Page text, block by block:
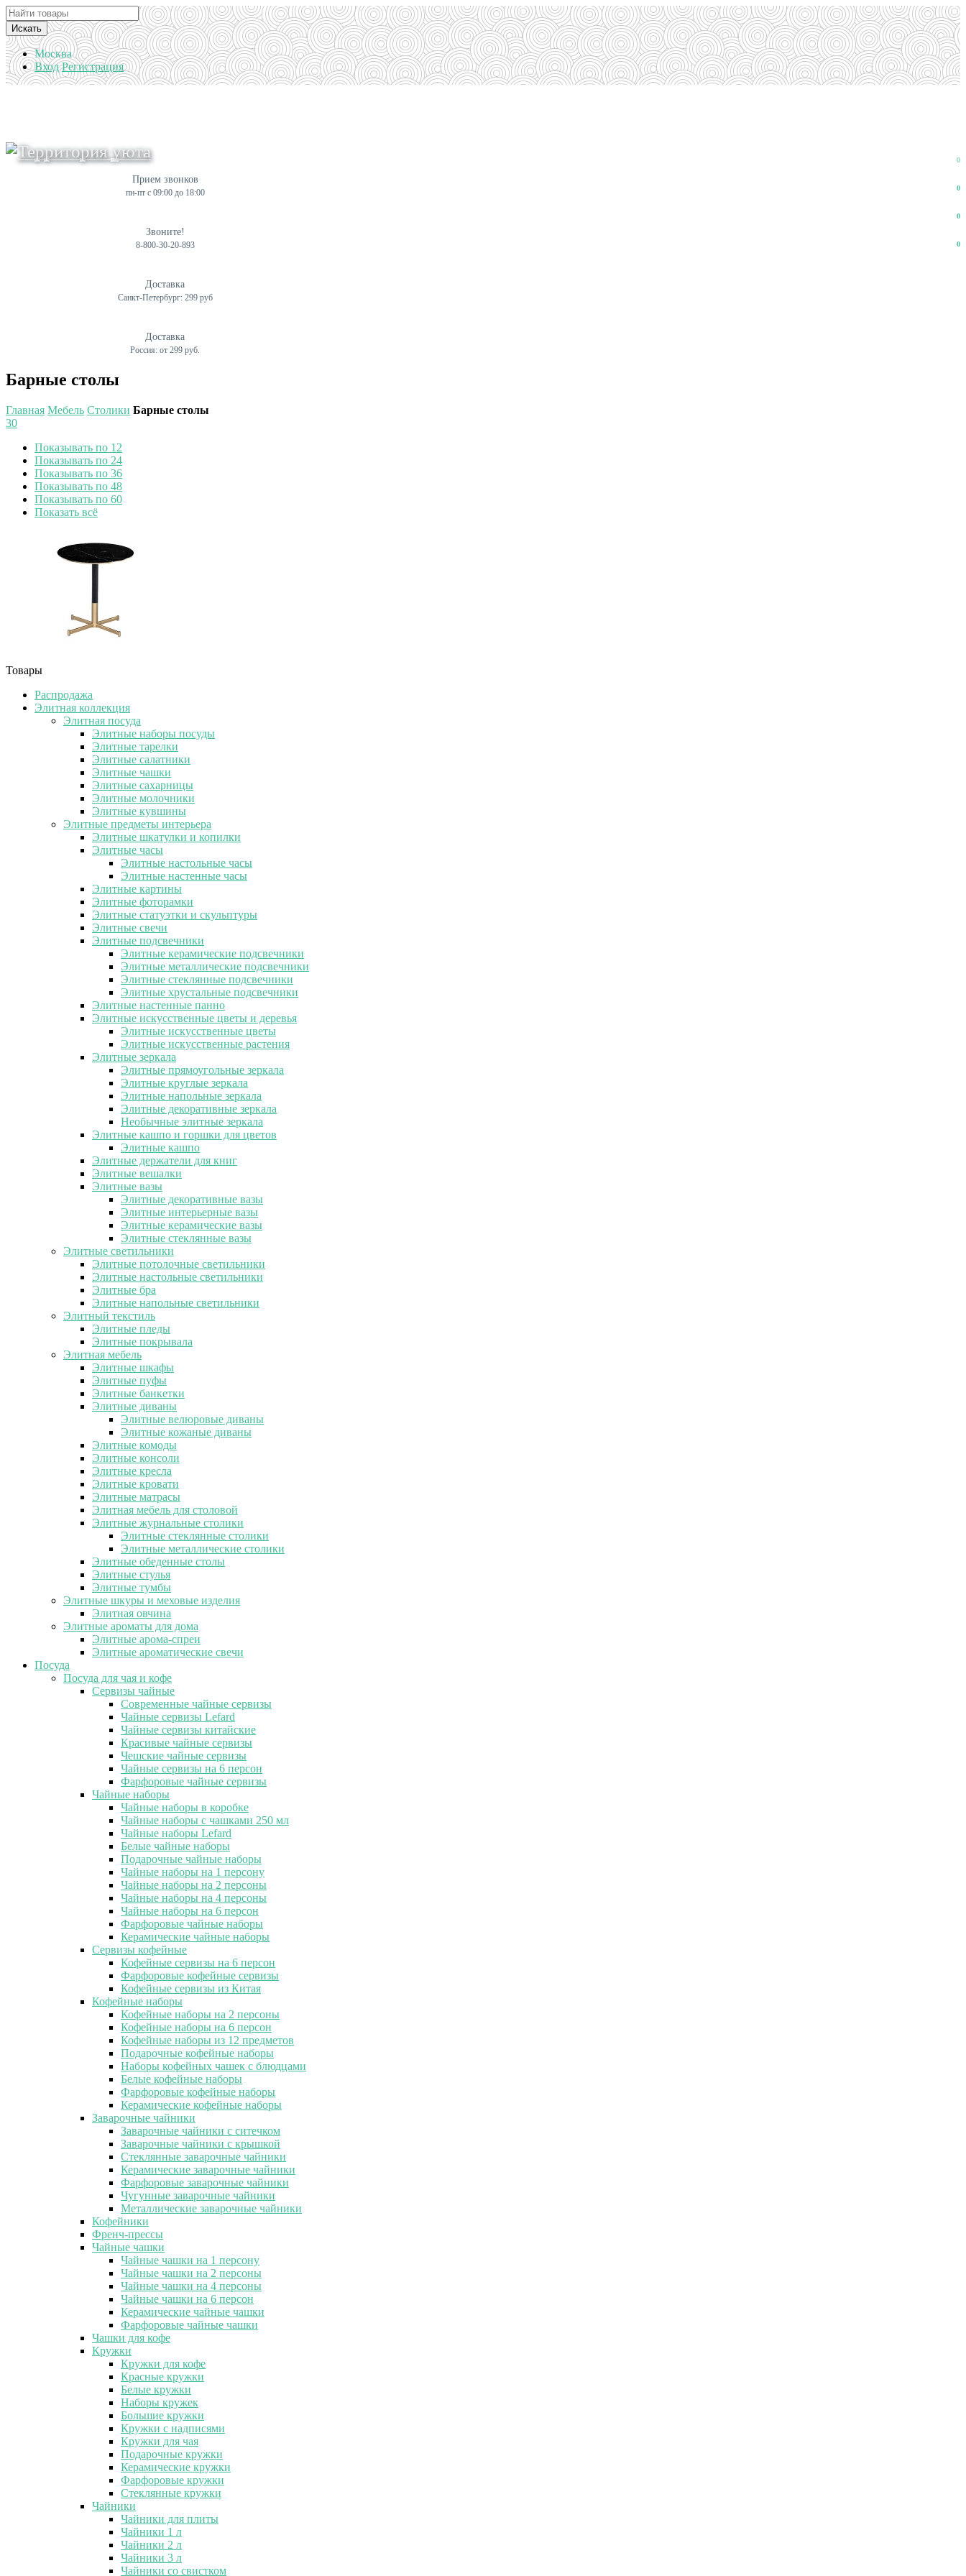
Искать
Москва
Вход Регистрация
0
0
0
0
Прием звонков
пн-пт с 09:00 до 18:00
Звоните!
8-800-30-20-893
Доставка
Санкт-Петербург: 299 руб
Доставка
Россия: от 299 руб.
Барные столы
Главная Мебель Столики Барные столы
30
Показывать по 12
Показывать по 24
Показывать по 36
Показывать по 48
Показывать по 60
Показать всё
Товары
Распродажа
Элитная коллекция
Элитная посуда
Элитные наборы посуды
Элитные тарелки
Элитные салатники
Элитные чашки
Элитные сахарницы
Элитные молочники
Элитные кувшины
Элитные предметы интерьера
Элитные шкатулки и копилки
Элитные часы
Элитные настольные часы
Элитные настенные часы
Элитные картины
Элитные фоторамки
Элитные статуэтки и скульптуры
Элитные свечи
Элитные подсвечники
Элитные керамические подсвечники
Элитные металлические подсвечники
Элитные стеклянные подсвечники
Элитные хрустальные подсвечники
Элитные настенные панно
Элитные искусственные цветы и деревья
Элитные искусственные цветы
Элитные искусственные растения
Элитные зеркала
Элитные прямоугольные зеркала
Элитные круглые зеркала
Элитные напольные зеркала
Элитные декоративные зеркала
Необычные элитные зеркала
Элитные кашпо и горшки для цветов
Элитные кашпо
Элитные держатели для книг
Элитные вешалки
Элитные вазы
Элитные декоративные вазы
Элитные интерьерные вазы
Элитные керамические вазы
Элитные стеклянные вазы
Элитные светильники
Элитные потолочные светильники
Элитные настольные светильники
Элитные бра
Элитные напольные светильники
Элитный текстиль
Элитные пледы
Элитные покрывала
Элитная мебель
Элитные шкафы
Элитные пуфы
Элитные банкетки
Элитные диваны
Элитные велюровые диваны
Элитные кожаные диваны
Элитные комоды
Элитные консоли
Элитные кресла
Элитные кровати
Элитные матрасы
Элитная мебель для столовой
Элитные журнальные столики
Элитные стеклянные столики
Элитные металлические столики
Элитные обеденные столы
Элитные стулья
Элитные тумбы
Элитные шкуры и меховые изделия
Элитная овчина
Элитные ароматы для дома
Элитные арома-спреи
Элитные ароматические свечи
Посуда
Посуда для чая и кофе
Сервизы чайные
Современные чайные сервизы
Чайные сервизы Lefard
Чайные сервизы китайские
Красивые чайные сервизы
Чешские чайные сервизы
Чайные сервизы на 6 персон
Фарфоровые чайные сервизы
Чайные наборы
Чайные наборы в коробке
Чайные наборы с чашками 250 мл
Чайные наборы Lefard
Белые чайные наборы
Подарочные чайные наборы
Чайные наборы на 1 персону
Чайные наборы на 2 персоны
Чайные наборы на 4 персоны
Чайные наборы на 6 персон
Фарфоровые чайные наборы
Керамические чайные наборы
Сервизы кофейные
Кофейные сервизы на 6 персон
Фарфоровые кофейные сервизы
Кофейные сервизы из Китая
Кофейные наборы
Кофейные наборы на 2 персоны
Кофейные наборы на 6 персон
Кофейные наборы из 12 предметов
Подарочные кофейные наборы
Наборы кофейных чашек с блюдцами
Белые кофейные наборы
Фарфоровые кофейные наборы
Керамические кофейные наборы
Заварочные чайники
Заварочные чайники с ситечком
Заварочные чайники с крышкой
Стеклянные заварочные чайники
Керамические заварочные чайники
Фарфоровые заварочные чайники
Чугунные заварочные чайники
Металлические заварочные чайники
Кофейники
Френч-прессы
Чайные чашки
Чайные чашки на 1 персону
Чайные чашки на 2 персоны
Чайные чашки на 4 персоны
Чайные чашки на 6 персон
Керамические чайные чашки
Фарфоровые чайные чашки
Чашки для кофе
Кружки
Кружки для кофе
Красные кружки
Белые кружки
Наборы кружек
Большие кружки
Кружки с надписями
Кружки для чая
Подарочные кружки
Керамические кружки
Фарфоровые кружки
Стеклянные кружки
Чайники
Чайники для плиты
Чайники 1 л
Чайники 2 л
Чайники 3 л
Чайники со свистком